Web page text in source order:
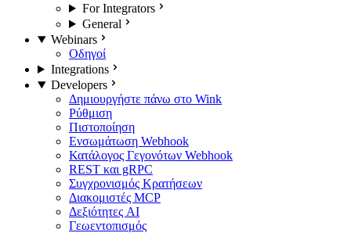
For Integrators
General
Webinars
Οδηγοί
Integrations
Developers
Δημιουργήστε πάνω στο Wink
Ρύθμιση
Πιστοποίηση
Ενσωμάτωση Webhook
Κατάλογος Γεγονότων Webhook
REST και gRPC
Συγχρονισμός Κρατήσεων
Διακομιστές MCP
Δεξιότητες AI
Γεωεντοπισμός